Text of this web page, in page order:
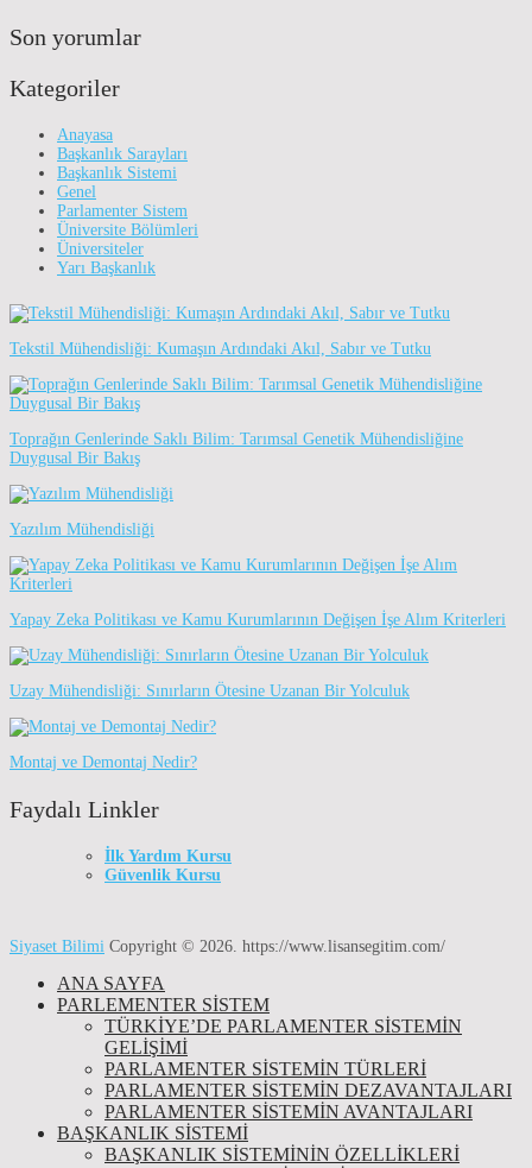
Son yorumlar
Kategoriler
Anayasa
Başkanlık Sarayları
Başkanlık Sistemi
Genel
Parlamenter Sistem
Üniversite Bölümleri
Üniversiteler
Yarı Başkanlık
Tekstil Mühendisliği: Kumaşın Ardındaki Akıl, Sabır ve Tutku
Toprağın Genlerinde Saklı Bilim: Tarımsal Genetik Mühendisliğine
Duygusal Bir Bakış
Yazılım Mühendisliği
Yapay Zeka Politikası ve Kamu Kurumlarının Değişen İşe Alım Kriterleri
Uzay Mühendisliği: Sınırların Ötesine Uzanan Bir Yolculuk
Montaj ve Demontaj Nedir?
Faydalı Linkler
İlk Yardım Kursu
Güvenlik Kursu
Siyaset Bilimi Copyright © 2026. https://www.lisansegitim.com/
ANA SAYFA
PARLEMENTER SİSTEM
TÜRKIYE’DE PARLAMENTER SISTEMIN
GELIŞIMI
PARLAMENTER SİSTEMİN TÜRLERİ
PARLAMENTER SİSTEMİN DEZAVANTAJLARI
PARLAMENTER SİSTEMİN AVANTAJLARI
BAŞKANLIK SİSTEMİ
BAŞKANLIK SISTEMININ ÖZELLIKLERI